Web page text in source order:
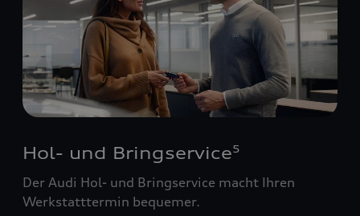
Hol- und Bringservice5
Der Audi Hol- und Bringservice macht Ihren
Werkstatttermin bequemer.